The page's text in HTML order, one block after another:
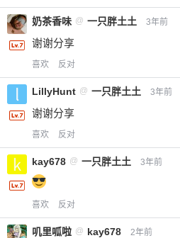
奶茶香味 @ 一只胖土土 3年前
谢谢分享
喜欢 反对
LillyHunt @ 一只胖土土 3年前
谢谢分享
喜欢 反对
kay678 @ 一只胖土土 3年前
喜欢 反对
叽里呱啦 @ kay678 2年前